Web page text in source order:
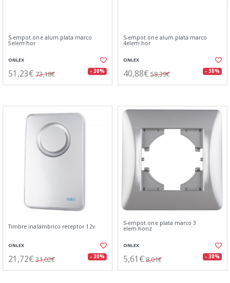
S-empot.one alum.plata marco
5elem.hor
ONLEX
51,23€ 73,18€ - 30%
S-empot.one alum.plata marco
4elem.hor
ONLEX
40,88€ 58,39€ - 30%
Timbre inalambrico receptor 12v
ONLEX
21,72€ 31,02€ - 30%
S-empot.one plata marco 3
elem.horiz
ONLEX
5,61€ 8,01€ - 30%